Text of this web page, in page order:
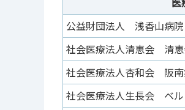
公益財団法人 浅香山病院
社会医療法人清恵会 清恵
社会医療法人杏和会 阪
社会医療法人生長会 ベル